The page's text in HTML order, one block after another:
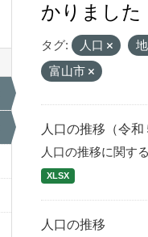
かりました
タグ: 人口
富山市
人口の推移（令和
人口の推移に関す
XLSX
人口の推移